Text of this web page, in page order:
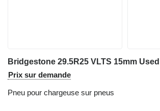
Bridgestone 29.5R25 VLTS 15mm
Prix sur demande
Pneu pour chargeuse sur pneus